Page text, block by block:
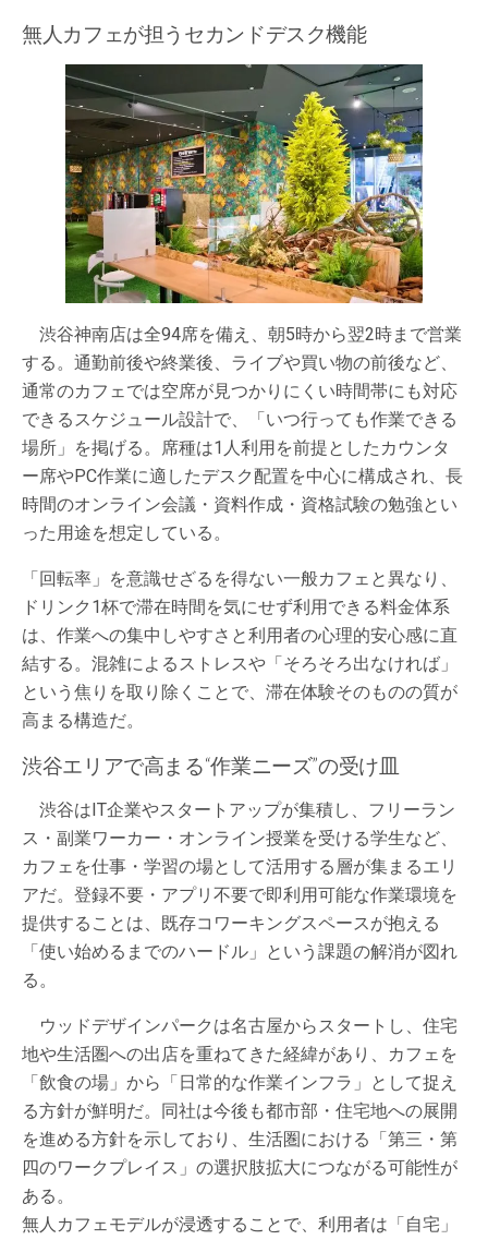
無人カフェが担うセカンドデスク機能
渋谷神南店は全94席を備え、朝5時から翌2時まで営業
する。通勤前後や終業後、ライブや買い物の前後など、
通常のカフェでは空席が見つかりにくい時間帯にも対応
できるスケジュール設計で、「いつ行っても作業できる
場所」を掲げる。席種は1人利用を前提としたカウンタ
ー席やPC作業に適したデスク配置を中心に構成され、長
時間のオンライン会議・資料作成・資格試験の勉強とい
った用途を想定している。
「回転率」を意識せざるを得ない一般カフェと異なり、
ドリンク1杯で滞在時間を気にせず利用できる料金体系
は、作業への集中しやすさと利用者の心理的安心感に直
結する。混雑によるストレスや「そろそろ出なければ」
という焦りを取り除くことで、滞在体験そのものの質が
高まる構造だ。
渋谷エリアで高まる“作業ニーズ”の受け皿
渋谷はIT企業やスタートアップが集積し、フリーラン
ス・副業ワーカー・オンライン授業を受ける学生など、
カフェを仕事・学習の場として活用する層が集まるエリ
アだ。登録不要・アプリ不要で即利用可能な作業環境を
提供することは、既存コワーキングスペースが抱える
「使い始めるまでのハードル」という課題の解消が図れ
る。
ウッドデザインパークは名古屋からスタートし、住宅
地や生活圏への出店を重ねてきた経緯があり、カフェを
「飲食の場」から「日常的な作業インフラ」として捉え
る方針が鮮明だ。同社は今後も都市部・住宅地への展開
を進める方針を示しており、生活圏における「第三・第
四のワークプレイス」の選択肢拡大につながる可能性が
ある。
無人カフェモデルが浸透することで、利用者は「自宅」